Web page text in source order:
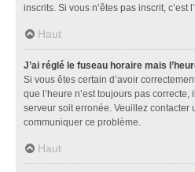
inscrits. Si vous n’êtes pas inscrit, c’est
Haut
J’ai réglé le fuseau horaire mais
Si vous êtes certain d’avoir
que l’heure n’est toujours pas
serveur soit erronée. Veuillez contacter
communiquer ce problème.
Haut